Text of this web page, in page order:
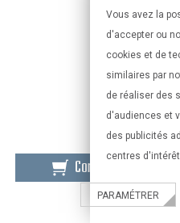
Vous avez la
d'accepter ou
cookies et de
similaires par
de réaliser des
d'audiences et
des publicités
centres
PARAMÉTRER
Commander